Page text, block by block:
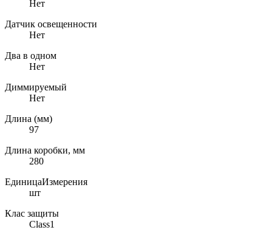
Нет
Датчик освещенности
Нет
Два в одном
Нет
Диммируемый
Нет
Длина (мм)
97
Длина коробки, мм
280
ЕдиницаИзмерения
шт
Клас защиты
Class1